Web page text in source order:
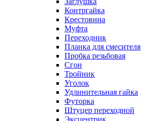
Контргайка
Крестовина
Муфта
Переходник
Планка для смесителя
Пробка резьбовая
Сгон
Тройник
Уголок
Удлинительная гайка
Футорка
Штуцер переходной
Эксцентрик